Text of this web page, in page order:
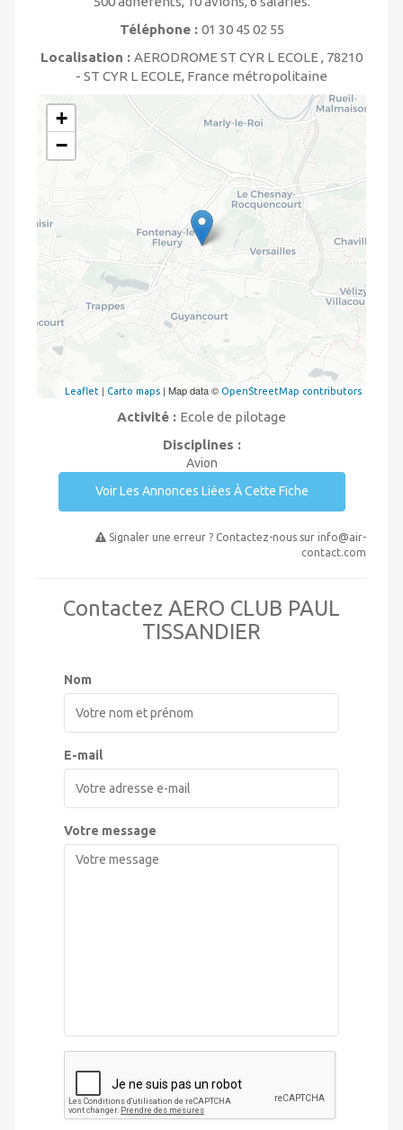
Téléphone : 01 30 45 02 55
Localisation : AERODROME ST CYR L ECOLE , 78210
- ST CYR L ECOLE, France métropolitaine
+
−
Leaflet | Carto maps | Map data © OpenStreetMap contributors
Activité : Ecole de pilotage
Disciplines :
Avion
Voir Les Annonces Liées À Cette Fiche
Signaler une erreur ? Contactez-nous sur info@air-
contact.com
Contactez AERO CLUB PAUL
TISSANDIER
Nom
E-mail
Votre message